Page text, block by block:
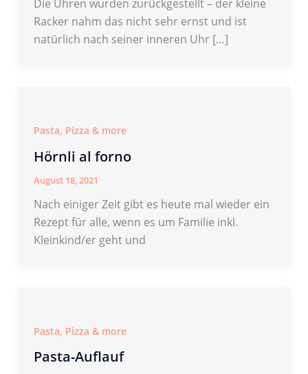
Die Uhren wurden zurückgestellt – der kleine
Racker nahm das nicht sehr ernst und ist
natürlich nach seiner inneren Uhr […]
Pasta, Pizza & more
Hörnli al forno
August 18, 2021
Nach einiger Zeit gibt es heute mal wieder ein
Rezept für alle, wenn es um Familie inkl.
Kleinkind/er geht und
Pasta, Pizza & more
Pasta-Auflauf